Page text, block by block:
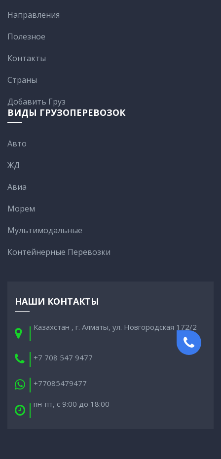
Направления
Полезное
Контакты
Cтраны
Добавить Груз
ВИДЫ ГРУЗОПЕРЕВОЗОК
Авто
ЖД
Авиа
Морем
Мультимодальные
Контейнерные Перевозки
НАШИ КОНТАКТЫ
Казахстан , г. Алматы, ул. Новгородская 172/2
+7 708 547 9477
+77085479477
пн-пт, с 9:00 до 18:00